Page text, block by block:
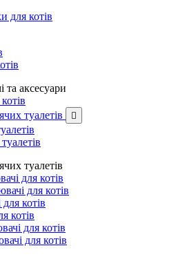
для котів
та аксесуари
туалетів

туалетів
для котів
для котів
котів
котів
для котів
для котів